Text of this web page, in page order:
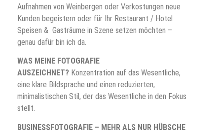
Aufnahmen von Weinbergen oder Verkostungen neue
Kunden begeistern oder für Ihr Restaurant / Hotel
Speisen & Gasträume in Szene setzen möchten –
genau dafür bin ich da.
WAS MEINE FOTOGRAFIE
AUSZEICHNET? Konzentration auf das Wesentliche,
eine klare Bildsprache und einen reduzierten,
minimalistischen Stil, der das Wesentliche in den Fokus
stellt.
BUSINESSFOTOGRAFIE – MEHR ALS NUR HÜBSCHE